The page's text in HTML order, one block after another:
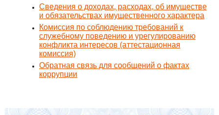
Сведения о доходах, расходах, об имуществе
и обязательствах имущественного характера
Комиссия по соблюдению требований к
служебному поведению и урегулированию
конфликта интересов (аттестационная
комиссия)
Обратная связь для сообщений о фактах
коррупции